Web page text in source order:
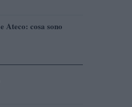
Ateco: cosa sono